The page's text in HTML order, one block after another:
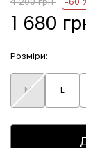
4 200 грн -60
1 680
Розміри:
M L